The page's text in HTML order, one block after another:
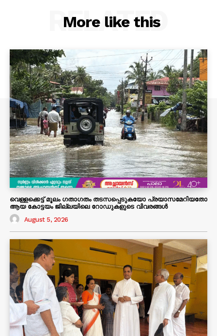
More like this
RELATED
വെള്ളക്കെട്ട് മൂലം ഗതാഗതം തടസപ്പെടുകയോ പ്രയാസമേറിയതോ
ആയ കോട്ടയം ജില്ലയിലെ റോഡുകളുടെ വിവരങ്ങൾ
August 5, 2026